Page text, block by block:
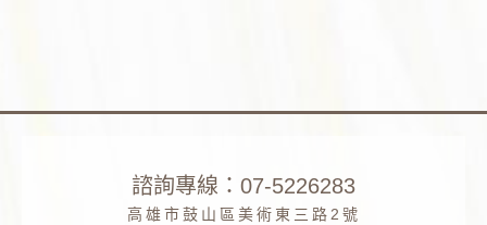
諮詢專線：07-5226283
高雄市鼓山區美術東三路2號